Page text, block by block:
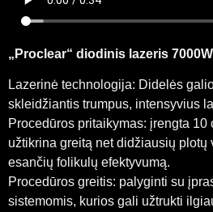
„Proclear“ diodinis lazeris 7000W
Lazerinė technologija: Didelės
skleidžiantis trumpus, intensyvius
Procedūros pritaikymas: įrengta 10
užtikrina greitą net didžiausių
esančių folikulų efektyvumą.
Procedūros greitis: palyginti su
sistemomis, kurios gali užtrukti